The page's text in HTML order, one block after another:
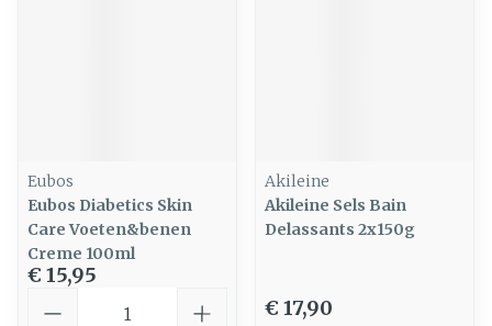
Eubos
Eubos Diabetics Skin
Care Voeten&benen
Creme 100ml
€ 15,95
Akileine
Akileine Sels Bain
Delassants 2x150g
€ 17,90